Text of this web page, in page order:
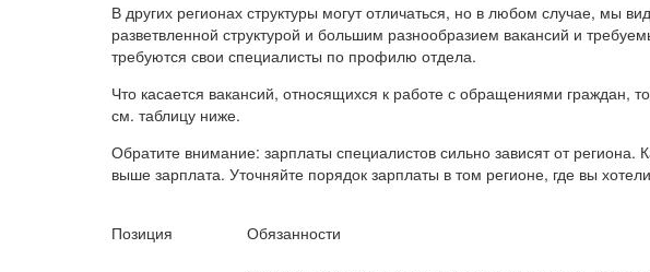
В других регионах структуры могут отличаться, но в любом случае, мы
разветвленной структурой и большим разнообразием вакансий и
требуются свои специалисты по профилю отдела.
Что касается вакансий, относящихся к работе с обращениями граждан,
см. таблицу ниже.
Обратите внимание: зарплаты специалистов сильно зависят от региона.
выше зарплата. Уточняйте порядок зарплаты в том регионе, где вы
Позиция Обязанности